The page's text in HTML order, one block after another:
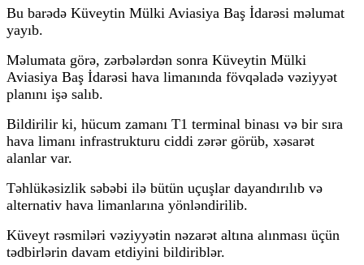
Bu barədə Küveytin Mülki Aviasiya Baş İdarəsi məlumat
yayıb.
Məlumata görə, zərbələrdən sonra Küveytin Mülki
Aviasiya Baş İdarəsi hava limanında fövqəladə vəziyyət
planını işə salıb.
Bildirilir ki, hücum zamanı T1 terminal binası və bir sıra
hava limanı infrastrukturu ciddi zərər görüb, xəsarət
alanlar var.
Təhlükəsizlik səbəbi ilə bütün uçuşlar dayandırılıb və
alternativ hava limanlarına yönləndirilib.
Küveyt rəsmiləri vəziyyətin nəzarət altına alınması üçün
tədbirlərin davam etdiyini bildiriblər.